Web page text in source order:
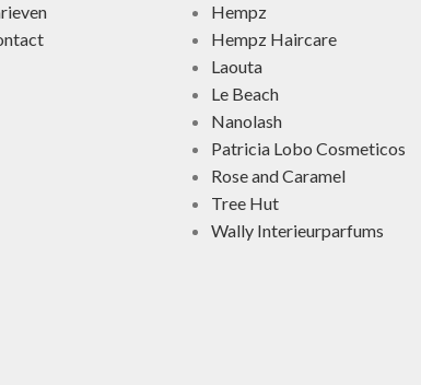
Hempz
Hempz Haircare
Laouta
Le Beach
Nanolash
Patricia Lobo Cosmeticos
Rose and Caramel
Tree Hut
Wally Interieurparfums